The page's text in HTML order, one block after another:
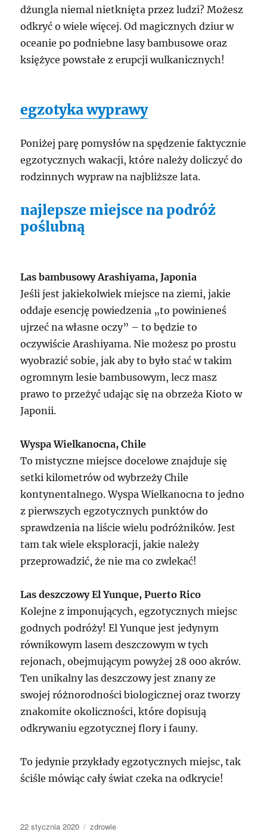
dżungla niemal nietknięta przez ludzi? Możesz
odkryć o wiele więcej. Od magicznych dziur w
oceanie po podniebne lasy bambusowe oraz
księżyce powstałe z erupcji wulkanicznych!
egzotyka wyprawy
Poniżej parę pomysłów na spędzenie faktycznie
egzotycznych wakacji, które należy doliczyć do
rodzinnych wypraw na najbliższe lata.
najlepsze miejsce na podróż
poślubną
Las bambusowy Arashiyama, Japonia
Jeśli jest jakiekolwiek miejsce na ziemi, jakie
oddaje esencję powiedzenia „to powinieneś
ujrzeć na własne oczy” – to będzie to
oczywiście Arashiyama. Nie możesz po prostu
wyobrazić sobie, jak aby to było stać w takim
ogromnym lesie bambusowym, lecz masz
prawo to przeżyć udając się na obrzeża Kioto w
Japonii.
Wyspa Wielkanocna, Chile
To mistyczne miejsce docelowe znajduje się
setki kilometrów od wybrzeży Chile
kontynentalnego. Wyspa Wielkanocna to jedno
z pierwszych egzotycznych punktów do
sprawdzenia na liście wielu podróżników. Jest
tam tak wiele eksploracji, jakie należy
przeprowadzić, że nie ma co zwlekać!
Las deszczowy El Yunque, Puerto Rico
Kolejne z imponujących, egzotycznych miejsc
godnych podróży! El Yunque jest jedynym
równikowym lasem deszczowym w tych
rejonach, obejmującym powyżej 28 000 akrów.
Ten unikalny las deszczowy jest znany ze
swojej różnorodności biologicznej oraz tworzy
znakomite okoliczności, które dopisują
odkrywaniu egzotycznej flory i fauny.
To jedynie przykłady egzotycznych miejsc, tak
ściśle mówiąc cały świat czeka na odkrycie!
Data
22 stycznia 2020 Kategorie
zdrowie